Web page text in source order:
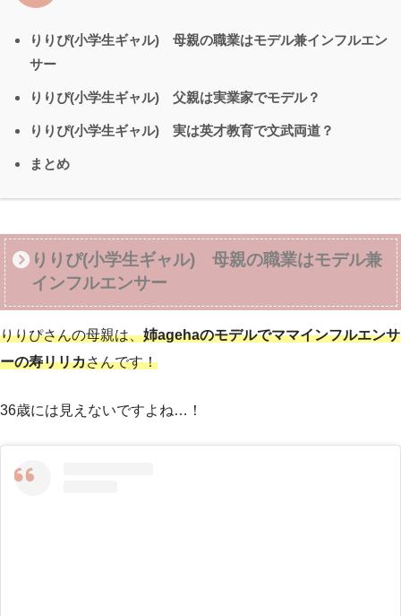
りりぴ(小学生ギャル) 母親の職業はモデル兼インフルエン
サー
りりぴ(小学生ギャル) 父親は実業家でモデル？
りりぴ(小学生ギャル) 実は英才教育で文武両道？
まとめ
りりぴ(小学生ギャル) 母親の職業はモデル兼
インフルエンサー
りりぴさんの母親は、姉agehaのモデルでママインフルエンサ
ーの寿リリカさんです！
36歳には見えないですよね…！